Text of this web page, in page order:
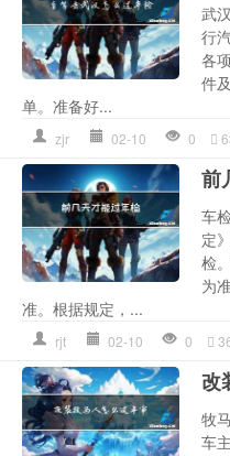
武
行
各
件
单。准备好...
zjr 02-10 0
前
车
定
检
为
准。根据规定，...
rjt 02-10 0
改
牧
车